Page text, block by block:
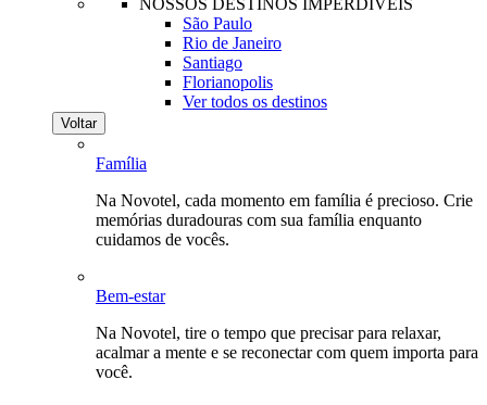
NOSSOS DESTINOS IMPERDÍVEIS
São Paulo
Rio de Janeiro
Santiago
Florianopolis
Ver todos os destinos
Voltar
Família
Na Novotel, cada momento em família é precioso. Crie
memórias duradouras com sua família enquanto
cuidamos de vocês.
Bem-estar
Na Novotel, tire o tempo que precisar para relaxar,
acalmar a mente e se reconectar com quem importa para
você.